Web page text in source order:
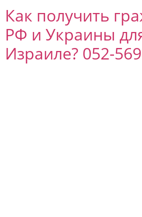
Как получить
РФ и Украины
Израиле? 052-